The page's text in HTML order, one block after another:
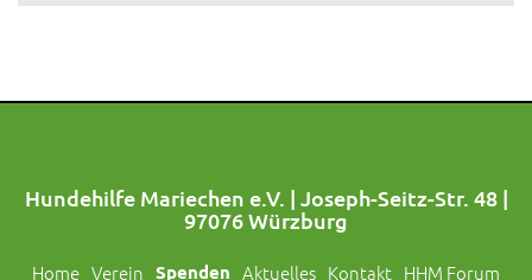
Hundehilfe Mariechen e.V. | Joseph-Seitz-Str. 48 |
97076 Würzburg
Home Verein Spenden Aktuelles Kontakt HHM Forum